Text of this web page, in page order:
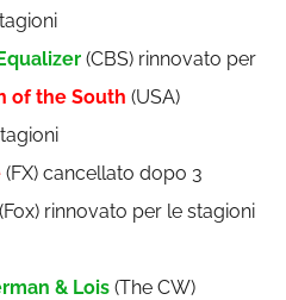
(CBS) rinnovato per
of the South (USA)
(FX) cancellato dopo 3
(Fox) rinnovato per le stagioni
& Lois (The CW)